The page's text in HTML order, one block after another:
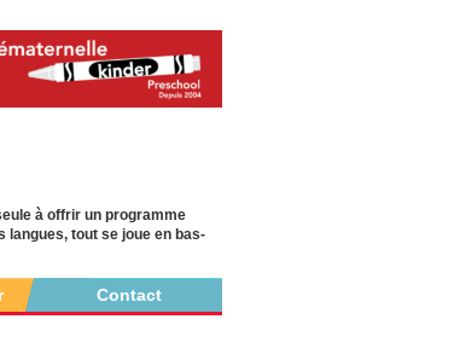
à offrir un programme
langues, tout se joue en bas-
Contact